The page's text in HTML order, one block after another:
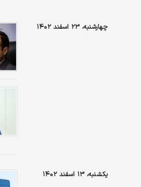
چهارشنبه، ۲۳ اسفند ۱۴۰۲
یکشنبه، ۱۳ اسفند ۱۴۰۲